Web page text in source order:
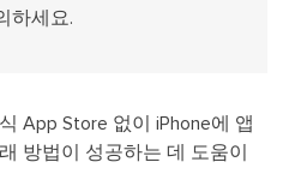
하세요.
App Store 없이 iPhone에 앱
방법이 성공하는 데 도움이